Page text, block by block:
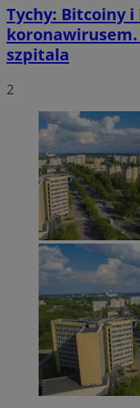
Tychy: Bitcoiny i
szpitala
2